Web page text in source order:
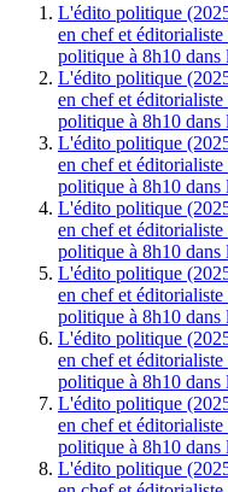
L'édito politique
en chef et
politique à 8h10 dans
L'édito politique
en chef et
politique à 8h10 dans
L'édito politique
en chef et
politique à 8h10 dans
L'édito politique
en chef et
politique à 8h10 dans
L'édito politique
en chef et
politique à 8h10 dans
L'édito politique
en chef et
politique à 8h10 dans
L'édito politique
en chef et
politique à 8h10 dans
L'édito politique